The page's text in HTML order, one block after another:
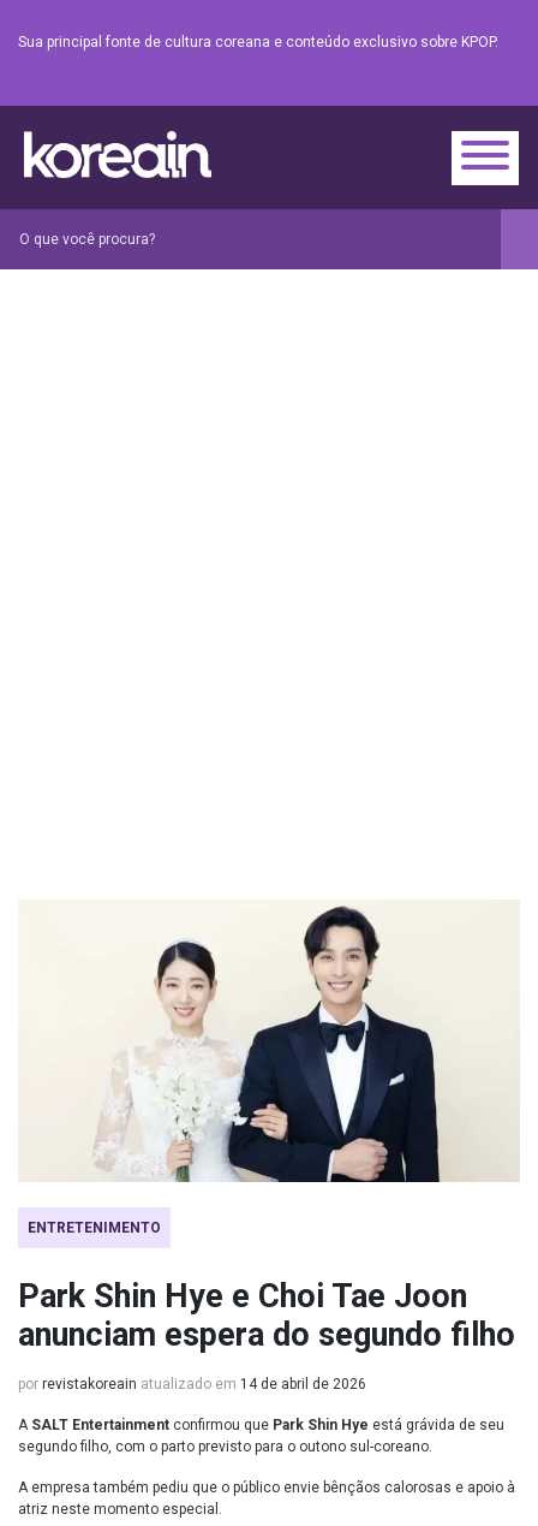
Sua principal fonte de cultura coreana e conteúdo exclusivo sobre KPOP.
ENTRETENIMENTO
Park Shin Hye e Choi Tae Joon
anunciam espera do segundo filho
por revistakoreain atualizado em 14 de abril de 2026
A SALT Entertainment confirmou que Park Shin Hye está grávida de seu
segundo filho, com o parto previsto para o outono sul-coreano.
A empresa também pediu que o público envie bênçãos calorosas e apoio à
atriz neste momento especial.